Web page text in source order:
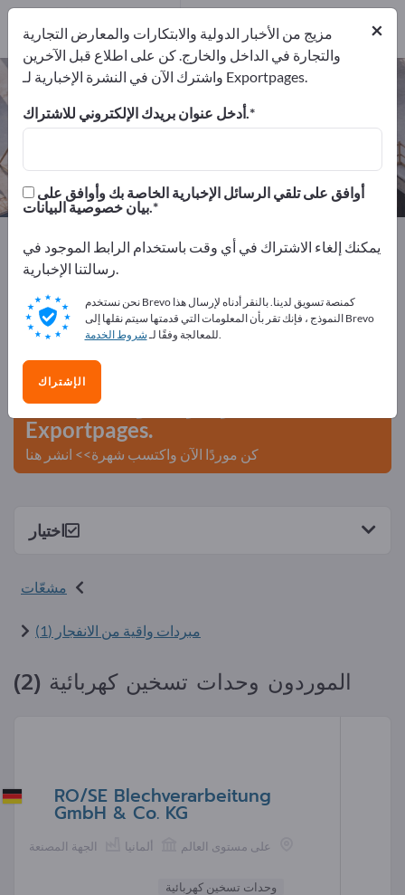
وحدات تسخين كهربائية – اعثر على
الشركات المصنعة والموردين
المصدرين2
المصنعين2
Exportpages قسم الإنشاء
أساليب تدفئة وتهوية وتكييف
مكونات أنظمة التدفئة
مشعّات وحدات تسخين كهربائية
أعلن مجانًا على Exportpages!
الاحتياجات – العروض – السلع المستعملة – جهات الاتصال
التجارية >> ابدأ من هنا
انشر شركتك ومنتجاتك على
Exportpages.
كن موردًا الآن واكتسب شهرة>> انشر هنا
اختيار
مشعّات
مبردات واقية من الانفجار (1)
الموردون وحدات تسخين كهربائية (2)
RO/SE Blechverarbeitung
GmbH & Co. KG
الجهة المصنعة ألمانيا على مستوى العالم
وحدات تسخين كهربائية
×
مزيج من الأخبار الدولية والابتكارات والمعارض التجارية
والتجارة في الداخل والخارج. كن على اطلاع قبل الآخرين
واشترك الآن في النشرة الإخبارية لـ Exportpages.
أدخل عنوان بريدك الإلكتروني للاشتراك.
بيان خصوصية البيانات.
يمكنك إلغاء الاشتراك في أي وقت باستخدام الرابط الموجود في
رسالتنا الإخبارية.
نحن نستخدم Brevo كمنصة تسويق لدينا. بالنقر أدناه لإرسال هذا
النموذج ، فإنك تقر بأن المعلومات التي قدمتها سيتم نقلها إلى Brevo
للمعالجة وفقًا لـشروط الخدمة .
الإشتراك